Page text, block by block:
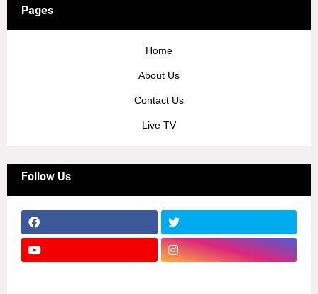
Pages
Home
About Us
Contact Us
Live TV
Follow Us